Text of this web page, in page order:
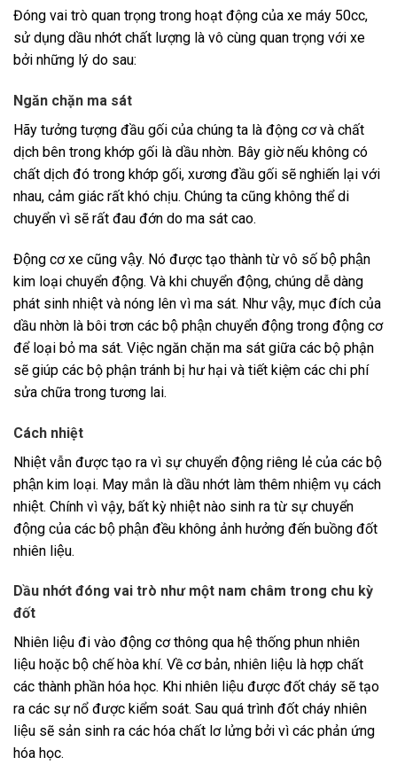
Đóng vai trò quan trọng trong hoạt động của xe máy 50cc,
sử dụng dầu nhớt chất lượng là vô cùng quan trọng với xe
bởi những lý do sau:
Ngăn chặn ma sát
Hãy tưởng tượng đầu gối của chúng ta là động cơ và chất
dịch bên trong khớp gối là dầu nhờn. Bây giờ nếu không có
chất dịch đó trong khớp gối, xương đầu gối sẽ nghiến lại với
nhau, cảm giác rất khó chịu. Chúng ta cũng không thể di
chuyển vì sẽ rất đau đớn do ma sát cao.
Động cơ xe cũng vậy. Nó được tạo thành từ vô số bộ phận
kim loại chuyển động. Và khi chuyển động, chúng dễ dàng
phát sinh nhiệt và nóng lên vì ma sát. Như vậy, mục đích của
dầu nhờn là bôi trơn các bộ phận chuyển động trong động cơ
để loại bỏ ma sát. Việc ngăn chặn ma sát giữa các bộ phận
sẽ giúp các bộ phận tránh bị hư hại và tiết kiệm các chi phí
sửa chữa trong tương lai.
Cách nhiệt
Nhiệt vẫn được tạo ra vì sự chuyển động riêng lẻ của các bộ
phận kim loại. May mắn là dầu nhớt làm thêm nhiệm vụ cách
nhiệt. Chính vì vậy, bất kỳ nhiệt nào sinh ra từ sự chuyển
động của các bộ phận đều không ảnh hưởng đến buồng đốt
nhiên liệu.
Dầu nhớt đóng vai trò như một nam châm trong chu kỳ
đốt
Nhiên liệu đi vào động cơ thông qua hệ thống phun nhiên
liệu hoặc bộ chế hòa khí. Về cơ bản, nhiên liệu là hợp chất
các thành phần hóa học. Khi nhiên liệu được đốt cháy sẽ tạo
ra các sự nổ được kiểm soát. Sau quá trình đốt cháy nhiên
liệu sẽ sản sinh ra các hóa chất lơ lửng bởi vì các phản ứng
hóa học.